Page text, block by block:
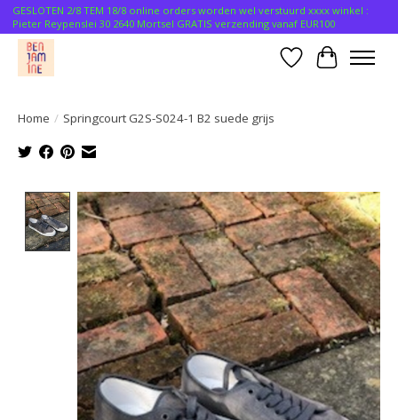
GESLOTEN 2/8 TEM 18/8 online orders worden wel verstuurd xxxx winkel :
Pieter Reypenslei 30 2640 Mortsel GRATIS verzending vanaf EUR100
Verlanglijst
Home / Springcourt G2S-S024-1 B2 suede grijs
Product image slideshow Items